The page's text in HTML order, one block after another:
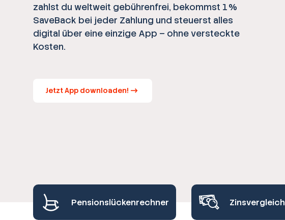
zahlst du weltweit gebührenfrei, bekommst 1 %
SaveBack bei jeder Zahlung und steuerst alles
digital über eine einzige App – ohne versteckte
Kosten.
Jetzt App downloaden!
Pensionslückenrechner Zinsvergleich